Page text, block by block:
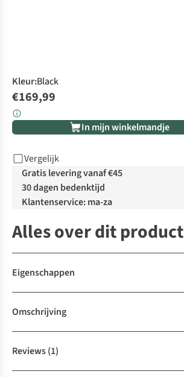
Kleur:Black
€169,99
In mijn winkelmandje
Vergelijk
Gratis levering vanaf €45
30 dagen bedenktijd
Klantenservice: ma-za
Alles over dit product
Eigenschappen
Omschrijving
Reviews(1)